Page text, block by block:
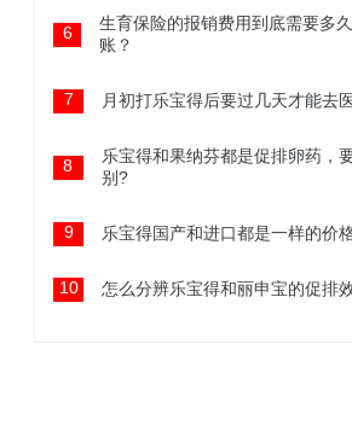
6
生育保险的报销费用到底需要多
账？
7 月初打乐宝得后要过几天才能去
8
乐宝得和果纳芬都是促排卵药，
别?
9 乐宝得国产和进口都是一样的价
10 怎么分辨乐宝得和丽申宝的促排